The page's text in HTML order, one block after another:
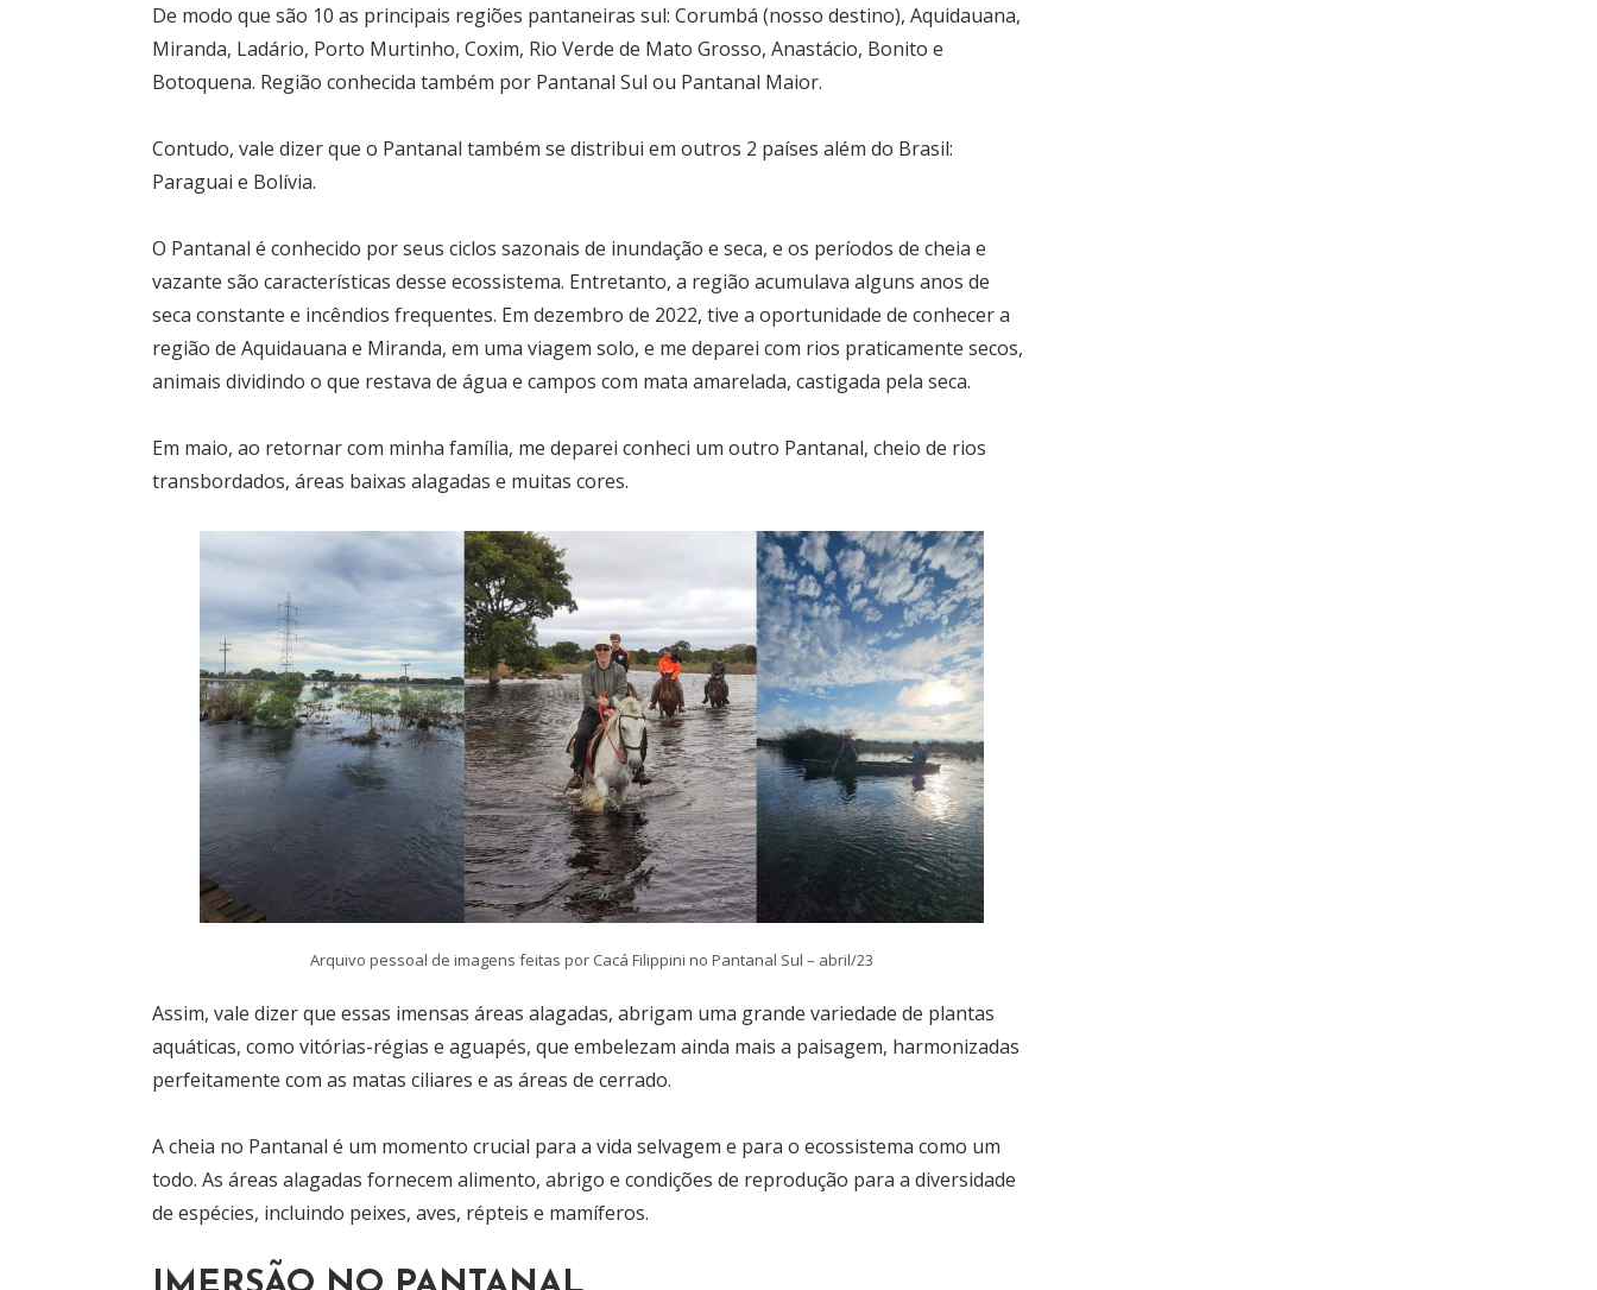
De modo que são 10 as principais regiões pantaneiras sul: Corumbá (nosso destino), Aquidauana,
Miranda, Ladário, Porto Murtinho, Coxim, Rio Verde de Mato Grosso, Anastácio, Bonito e
Botoquena. Região conhecida também por Pantanal Sul ou Pantanal Maior.
Contudo, vale dizer que o Pantanal também se distribui em outros 2 países além do Brasil:
Paraguai e Bolívia.
O Pantanal é conhecido por seus ciclos sazonais de inundação e seca, e os períodos de cheia e
vazante são características desse ecossistema. Entretanto, a região acumulava alguns anos de
seca constante e incêndios frequentes. Em dezembro de 2022, tive a oportunidade de conhecer a
região de Aquidauana e Miranda, em uma viagem solo, e me deparei com rios praticamente secos,
animais dividindo o que restava de água e campos com mata amarelada, castigada pela seca.
Em maio, ao retornar com minha família, me deparei conheci um outro Pantanal, cheio de rios
transbordados, áreas baixas alagadas e muitas cores.
Arquivo pessoal de imagens feitas por Cacá Filippini no Pantanal Sul – abril/23
Assim, vale dizer que essas imensas áreas alagadas, abrigam uma grande variedade de plantas
aquáticas, como vitórias-régias e aguapés, que embelezam ainda mais a paisagem, harmonizadas
perfeitamente com as matas ciliares e as áreas de cerrado.
A cheia no Pantanal é um momento crucial para a vida selvagem e para o ecossistema como um
todo. As áreas alagadas fornecem alimento, abrigo e condições de reprodução para a diversidade
de espécies, incluindo peixes, aves, répteis e mamíferos.